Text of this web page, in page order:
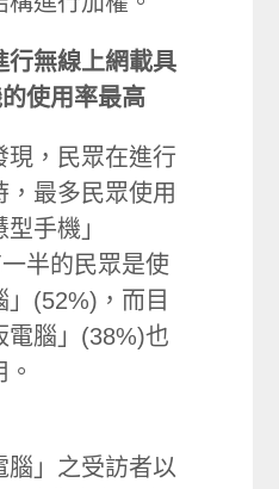
行無線上網載具
使用率最高
，民眾在進行
，最多民眾使用
手機」
半的民眾是使
」(52%)，而目
電腦」(38%)也
腦」之受訪者以